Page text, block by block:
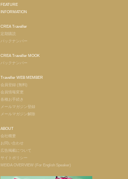
FEATURE
INFORMATION
CREA Traveller
定期購読
バックナンバー
CREA Traveller MOOK
バックナンバー
Traveller WEB MEMBER
会員登録 (無料)
会員情報変更
各種お手続き
メールマガジン登録
メールマガジン解除
ABOUT
会社概要
お問い合わせ
広告掲載について
サイトポリシー
MEIDA OVERVIEW (For English Speaker)